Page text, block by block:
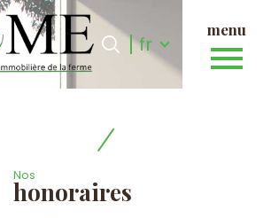
menu
fr
Langue
fr
Nos
honoraires